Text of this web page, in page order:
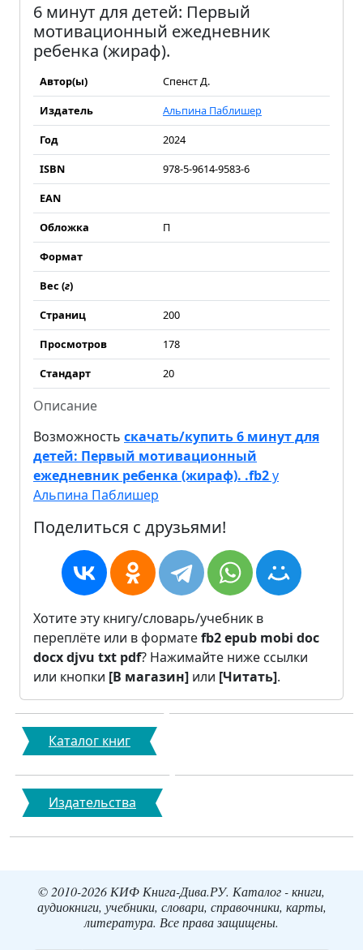
6 минут для детей: Первый
мотивационный ежедневник
ребенка (жираф).
Автор(ы)
Спенст Д.
Издатель
Альпина Паблишер
Год
2024
ISBN
978-5-9614-9583-6
EAN
Обложка
П
Формат
Вес (г)
Страниц
200
Просмотров
178
Стандарт
20
Описание
Возможность скачать/купить 6 минут для
детей: Первый мотивационный
ежедневник ребенка (жираф). .fb2у
Альпина Паблишер
Поделиться с друзьями!
Хотите эту книгу/словарь/учебник в
переплёте или в форматеfb2epub mobi doc
docxdjvu txt pdf? Нажимайте ниже ссылки
или кнопки [В магазин] или [Читать].
Каталог книг
Издательства
© 2010-2026 КИФ Книга-Дива.РУ. Каталог - книги,
аудиокниги, учебники, словари, справочники, карты,
литература. Все права защищены.